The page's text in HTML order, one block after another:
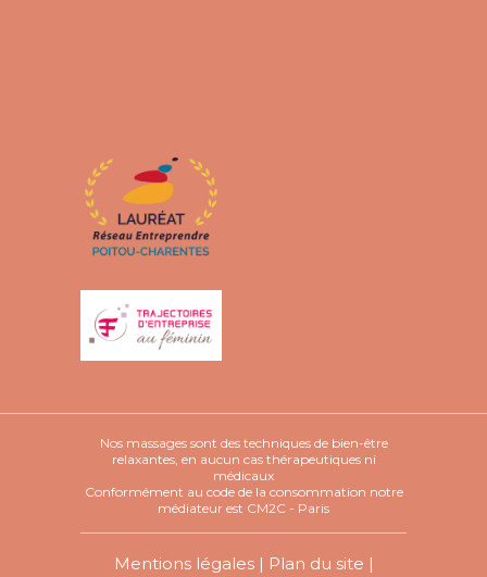
Nos massages sont des techniques de bien-être
relaxantes, en aucun cas thérapeutiques ni
médicaux
Conformément au code de la consommation notre
médiateur est CM2C - Paris
Mentions légales| Plan du site |